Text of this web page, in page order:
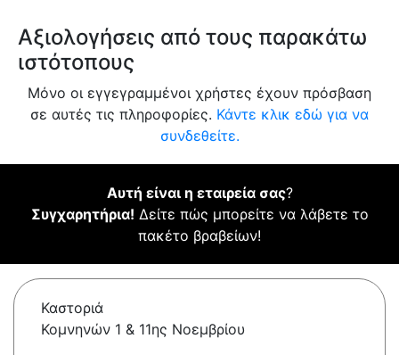
Αξιολογήσεις από τους παρακάτω
ιστότοπους
Μόνο οι εγγεγραμμένοι χρήστες έχουν πρόσβαση
σε αυτές τις πληροφορίες. Κάντε κλικ εδώ για να
συνδεθείτε.
Αυτή είναι η εταιρεία σας?
Συγχαρητήρια! Δείτε πώς μπορείτε να λάβετε το
πακέτο βραβείων!
Καστοριά
Κομνηνών 1 & 11ης Νοεμβρίου